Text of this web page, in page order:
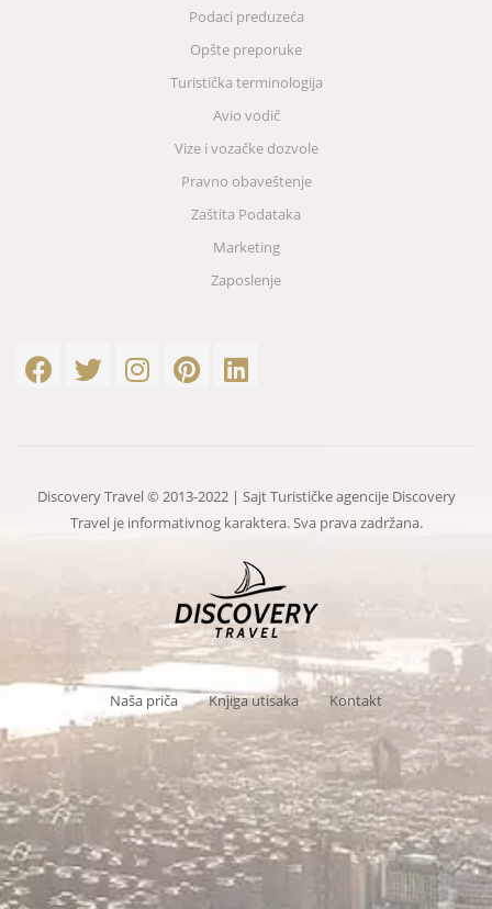
Podaci preduzeća
Opšte preporuke
Turistička terminologija
Avio vodič
Vize i vozačke dozvole
Pravno obaveštenje
Zaštita Podataka
Marketing
Zaposlenje
Discovery Travel © 2013-2022 | Sajt Turističke agencije Discovery
Travel je informativnog karaktera. Sva prava zadržana.
Naša priča Knjiga utisaka Kontakt